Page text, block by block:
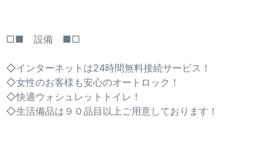
□■ 設備 ■□
◇インターネットは24時間無料接続サービス！
◇女性のお客様も安心のオートロック！
◇快適ウォシュレットトイレ！
◇生活備品は９０品目以上ご用意しております！